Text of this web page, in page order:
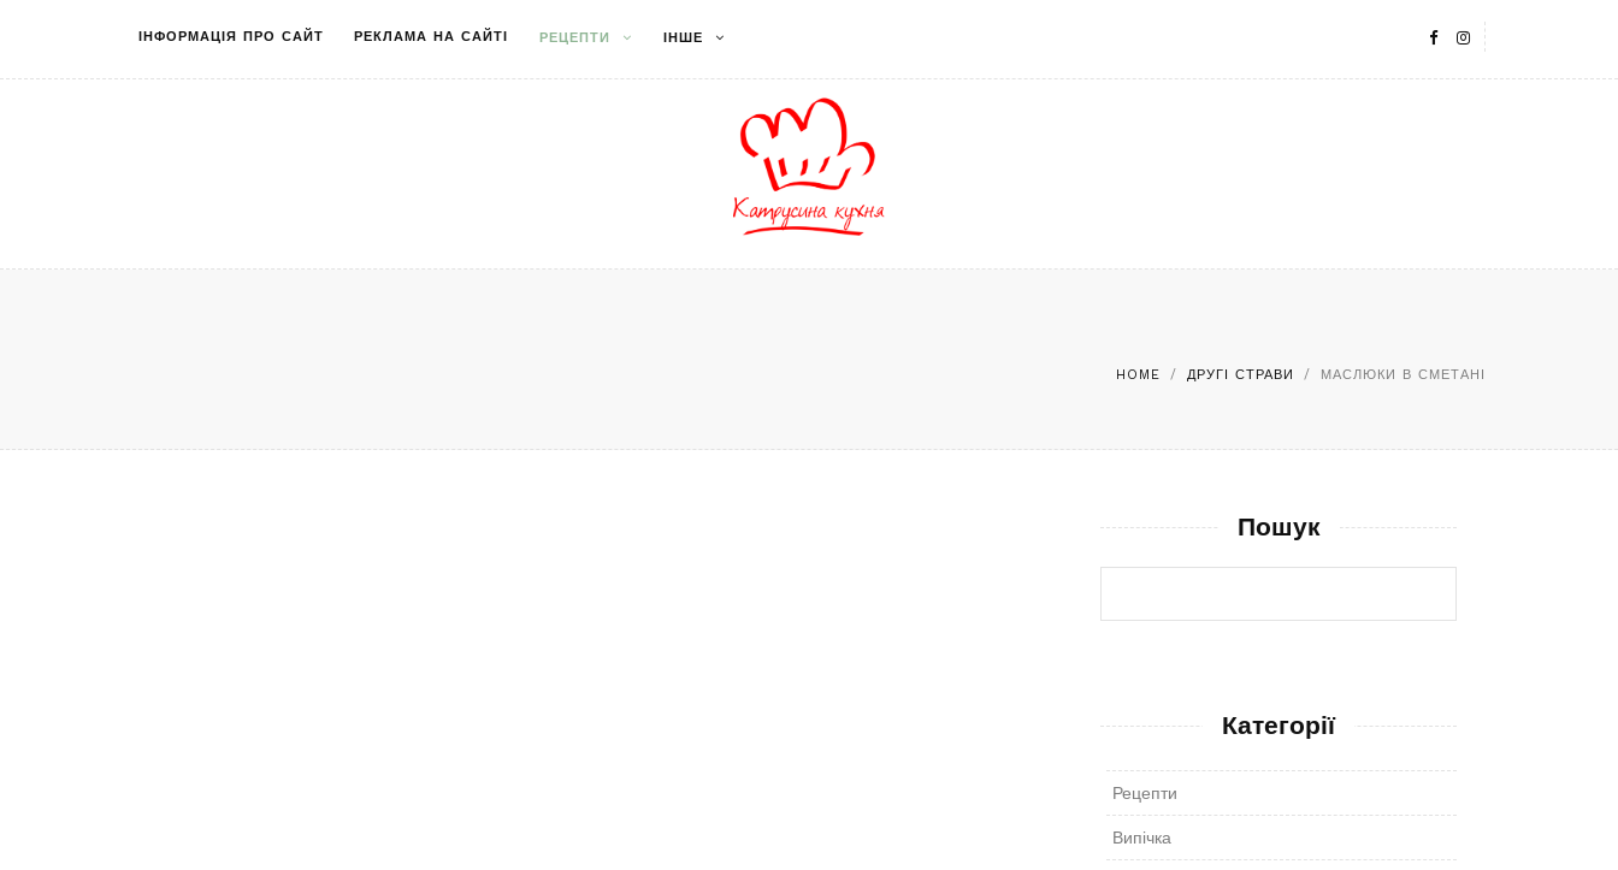
ІНФОРМАЦІЯ ПРО САЙТ РЕКЛАМА НА САЙТІ РЕЦЕПТИ ІНШЕ
HOME / ДРУГІ СТРАВИ / МАСЛЮКИ В СМЕТАНІ
Пошук
Категорії
Рецепти
Випічка